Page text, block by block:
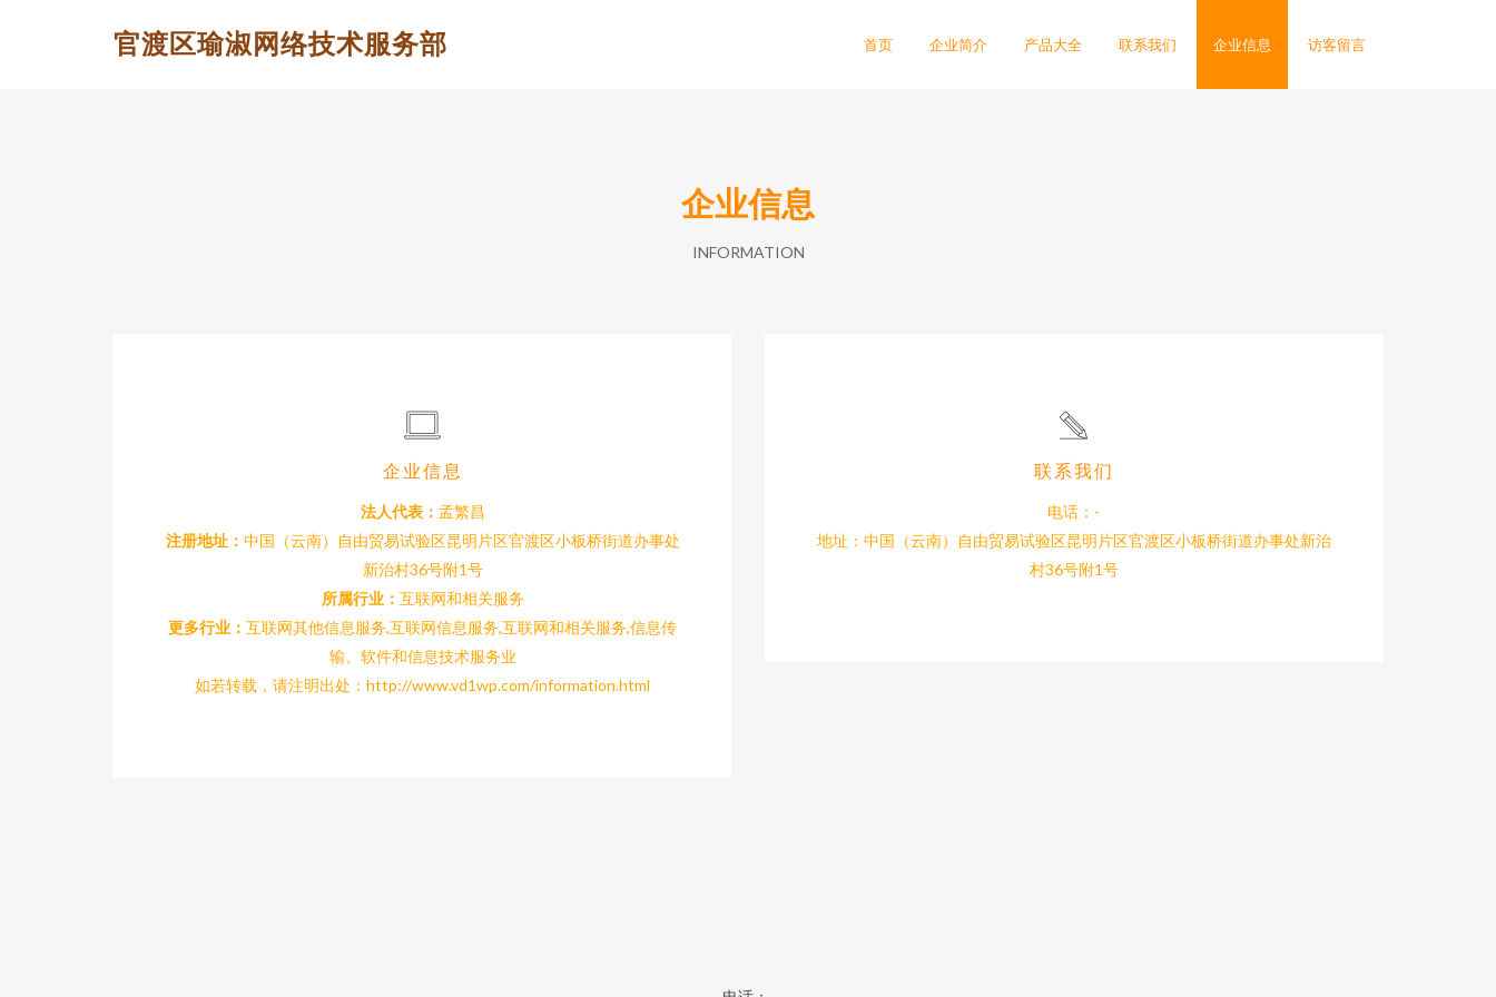
官渡区瑜淑网络技术服务部 首页 企业简介 产品大全 联系我们 企业信息 访客留言
企业信息
INFORMATION
企业信息
法人代表： 孟繁昌
注册地址： 中国（云南）自由贸易试验区昆明片区官渡区小板桥街道办事处
新治村36号附1号
所属行业： 互联网和相关服务
更多行业： 互联网其他信息服务,互联网信息服务,互联网和相关服务,信息传
输、软件和信息技术服务业
如若转载，请注明出处：http://www.vd1wp.com/information.html
联系我们
电话：-
地址：中国（云南）自由贸易试验区昆明片区官渡区小板桥街道办事处新治
村36号附1号